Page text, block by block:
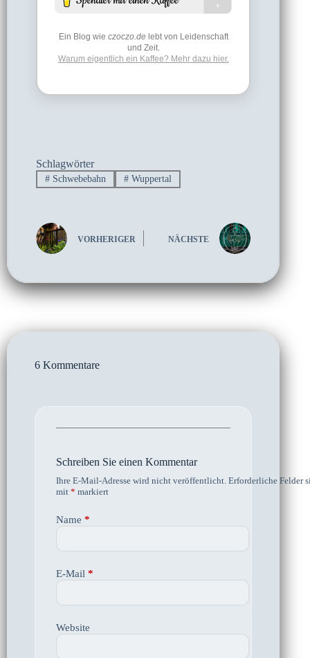
Ein Blog wie czoczo.delebt von Leidenschaft
und Zeit.
Warum eigentlich ein Kaffee? Mehr dazu hier.
Schlagwörter
#Schwebebahn #Wuppertal
VORHERIGER NÄCHSTE
6 Kommentare
Schreiben Sie einen Kommentar
Ihre E-Mail-Adresse wird nicht veröffentlicht. Erforderliche Felder
mit * markiert
Name *
E-Mail *
Website